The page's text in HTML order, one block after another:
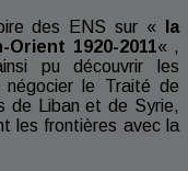
des ENS sur «
la
1920-2011« ,
pu découvrir les
négocier le Traité de
de Liban et de Syrie,
les frontières avec la